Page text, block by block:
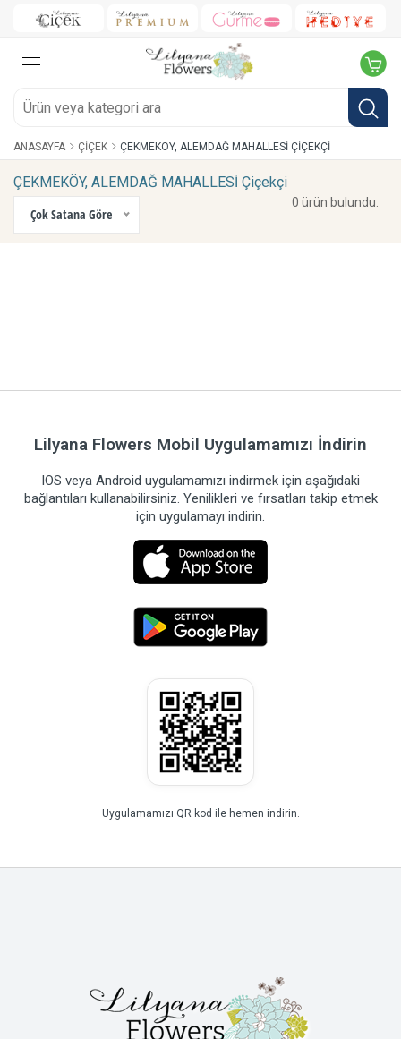
ANASAYFA ÇIÇEK ÇEKMEKÖY, ALEMDAĞ MAHALLESİ ÇIÇEKÇI
ÇEKMEKÖY, ALEMDAĞ MAHALLESİ Çiçekçi
Çok Satana Göre
0 ürün bulundu.
Lilyana Flowers Mobil Uygulamamızı İndirin
IOS veya Android uygulamamızı indirmek için aşağıdaki
bağlantıları kullanabilirsiniz. Yenilikleri ve fırsatları takip etmek
için uygulamayı indirin.
Uygulamamızı QR kod ile hemen indirin.